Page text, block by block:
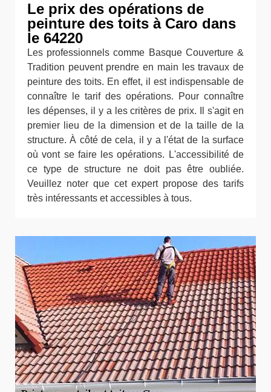
Le prix des opérations de
peinture des toits à Caro dans
le 64220
Les professionnels comme Basque Couverture &
Tradition peuvent prendre en main les travaux de
peinture des toits. En effet, il est indispensable de
connaître le tarif des opérations. Pour connaître
les dépenses, il y a les critères de prix. Il s'agit en
premier lieu de la dimension et de la taille de la
structure. À côté de cela, il y a l'état de la surface
où vont se faire les opérations. L'accessibilité de
ce type de structure ne doit pas être oubliée.
Veuillez noter que cet expert propose des tarifs
très intéressants et accessibles à tous.